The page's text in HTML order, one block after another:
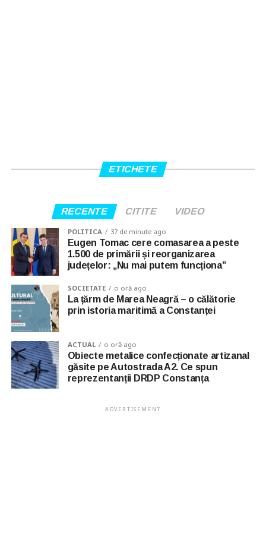
ETICHETE
RECENTE CITITE VIDEO
POLITICA 37 de minute ago
Eugen Tomac cere comasarea a peste
1.500 de primării și reorganizarea
județelor: „Nu mai putem funcționa”
SOCIETATE o oră ago
La țărm de Marea Neagră – o călătorie
prin istoria maritimă a Constanței
ACTUAL o oră ago
Obiecte metalice confecționate artizanal
găsite pe Autostrada A2. Ce spun
reprezentanții DRDP Constanța
ADVERTISEMENT